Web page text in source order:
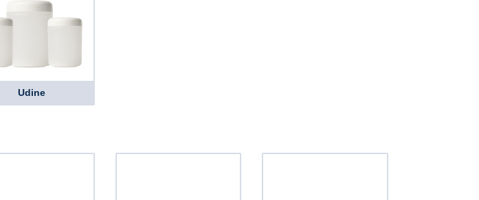
Udine